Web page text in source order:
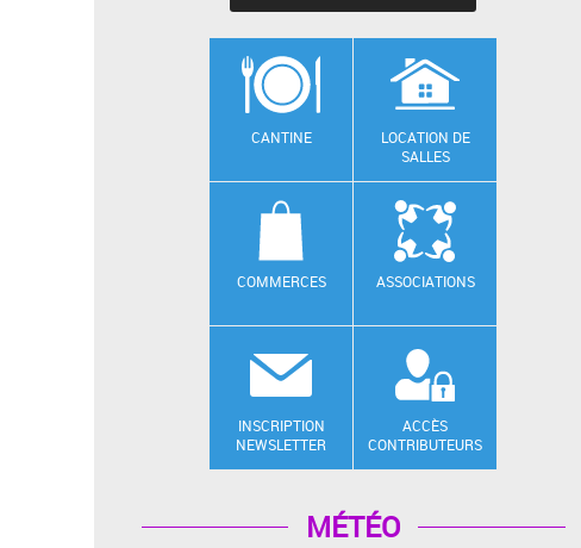
CANTINE
LOCATION DE
SALLES
COMMERCES ASSOCIATIONS
INSCRIPTION
NEWSLETTER
ACCÈS
CONTRIBUTEURS
MÉTÉO